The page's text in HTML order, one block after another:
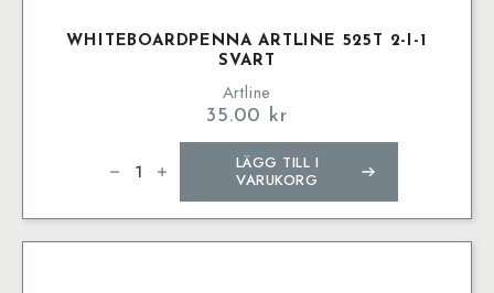
WHITEBOARDPENNA ARTLINE 525T 2-I-1
SVART
Artline
35.00 kr
Whiteboardpenna
Artline
525T
1
Svart
LÄGG TILL I
VARUKORG